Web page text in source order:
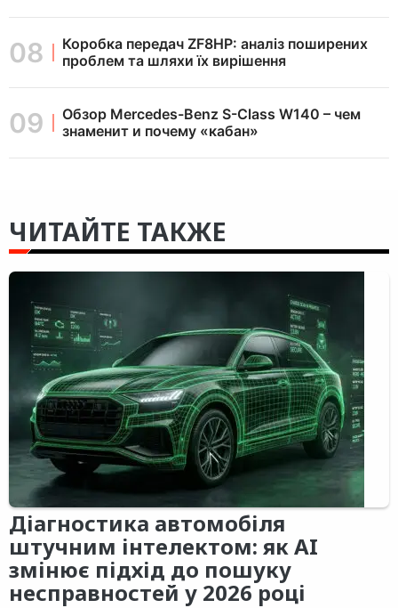
Коробка передач ZF8HP: аналіз поширених
проблем та шляхи їх вирішення
Обзор Mercedes-Benz S-Class W140 – чем
знаменит и почему «кабан»
ЧИТАЙТЕ ТАКЖЕ
Діагностика автомобіля
штучним інтелектом: як AI
змінює підхід до пошуку
несправностей у 2026 році